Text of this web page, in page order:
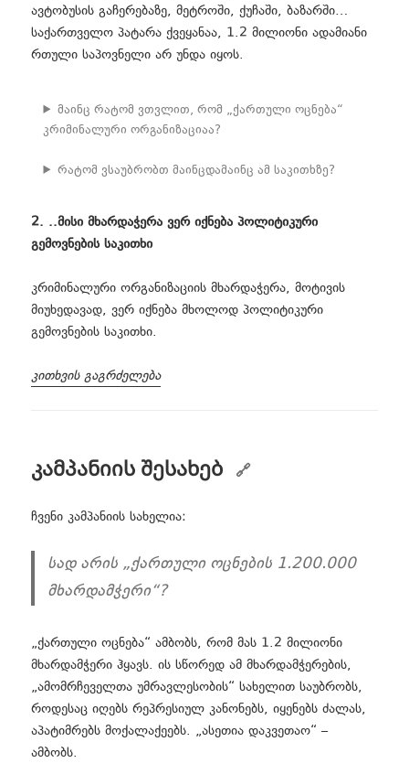
ავტობუსის გაჩერებაზე, მეტროში, ქუჩაში, ბაზარში…
საქართველო პატარა ქვეყანაა, 1.2 მილიონი ადამიანი
რთული საპოვნელი არ უნდა იყოს.
მაინც რატომ ვთვლით, რომ „ქართული ოცნება“
კრიმინალური ორგანიზაციაა?
რატომ ვსაუბრობთ მაინცდამაინც ამ საკითხზე?
2. ..მისი მხარდაჭერა ვერ იქნება პოლიტიკური
გემოვნების საკითხი
კრიმინალური ორგანიზაციის მხარდაჭერა, მოტივის
მიუხედავად, ვერ იქნება მხოლოდ პოლიტიკური
გემოვნების საკითხი.
კითხვის გაგრძელება
კამპანიის შესახებ
ჩვენი კამპანიის სახელია:
სად არის „ქართული ოცნების 1.200.000
მხარდამჭერი“?
„ქართული ოცნება“ ამბობს, რომ მას 1.2 მილიონი
მხარდამჭერი ჰყავს. ის სწორედ ამ მხარდამჭერების,
„ამომრჩეველთა უმრავლესობის“ სახელით საუბრობს,
როდესაც იღებს რეპრესიულ კანონებს, იყენებს ძალას,
აპატიმრებს მოქალაქეებს. „ასეთია დაკვეთაო“ –
ამბობს.